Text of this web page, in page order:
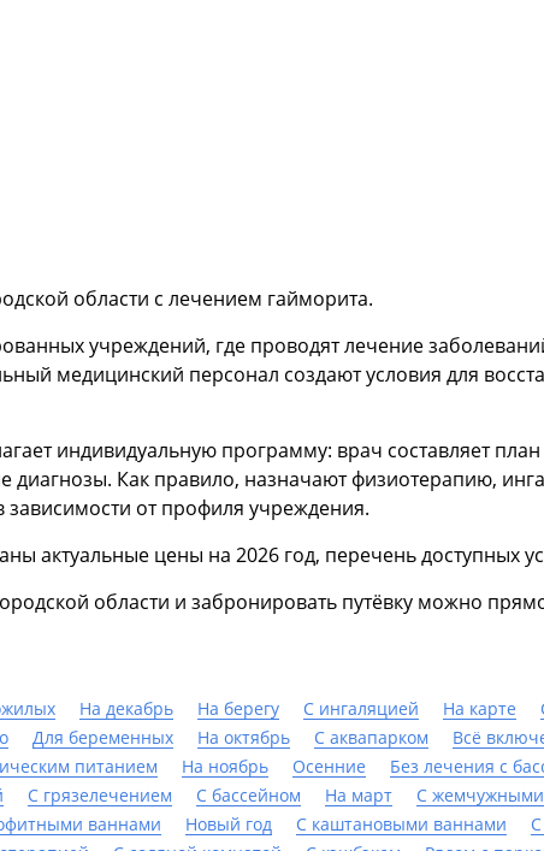
области с лечением гайморита.
учреждений, где проводят лечение
медицинский персонал создают условия для
индивидуальную программу: врач составляет
диагнозы. Как правило, назначают физиотерапию,
от профиля учреждения.
актуальные цены на 2026 год, перечень доступных
области и забронировать путёвку можно
На декабрь На берегу С ингаляцией На карте
Для беременных На октябрь С аквапарком Всё
питанием
На ноябрь Осенние Без лечения с
С грязелечением C бассейном На март С
ваннами
Новый год С каштановыми ваннами